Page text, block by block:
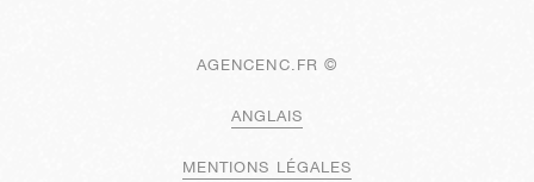
AGENCENC.FR ©
ANGLAIS
MENTIONS LÉGALES